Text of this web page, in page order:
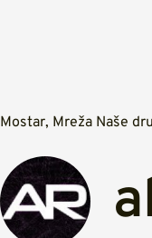
Mostar, Mreža Naše